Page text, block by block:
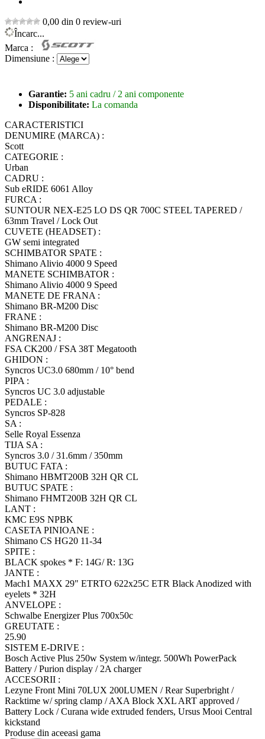
0,00 din 0 review-uri
Încarc...
Marca :
Dimensiune :
Garantie: 5 ani cadru / 2 ani componente
Disponibilitate: La comanda
CARACTERISTICI
DENUMIRE (MARCA) :
Scott
CATEGORIE :
Urban
CADRU :
Sub eRIDE 6061 Alloy
FURCA :
SUNTOUR NEX-E25 LO DS QR 700C STEEL TAPERED /
63mm Travel / Lock Out
CUVETE (HEADSET) :
GW semi integrated
SCHIMBATOR SPATE :
Shimano Alivio 4000 9 Speed
MANETE SCHIMBATOR :
Shimano Alivio 4000 9 Speed
MANETE DE FRANA :
Shimano BR-M200 Disc
FRANE :
Shimano BR-M200 Disc
ANGRENAJ :
FSA CK200 / FSA 38T Megatooth
GHIDON :
Syncros UC3.0 680mm / 10° bend
PIPA :
Syncros UC 3.0 adjustable
PEDALE :
Syncros SP-828
SA :
Selle Royal Essenza
TIJA SA :
Syncros 3.0 / 31.6mm / 350mm
BUTUC FATA :
Shimano HBMT200B 32H QR CL
BUTUC SPATE :
Shimano FHMT200B 32H QR CL
LANT :
KMC E9S NPBK
CASETA PINIOANE :
Shimano CS HG20 11-34
SPITE :
BLACK spokes * F: 14G/ R: 13G
JANTE :
Mach1 MAXX 29" ETRTO 622x25C ETR Black Anodized with
eyelets * 32H
ANVELOPE :
Schwalbe Energizer Plus 700x50c
GREUTATE :
25.90
SISTEM E-DRIVE :
Bosch Active Plus 250w System w/integr. 500Wh PowerPack
Battery / Purion display / 2A charger
ACCESORII :
Lezyne Front Mini 70LUX 200LUMEN / Rear Superbright /
Racktime w/ spring clamp / AXA Block XXL ART approved /
Battery Lock / Curana wide extruded fenders, Ursus Mooi Central
kickstand
Produse din aceeasi gama